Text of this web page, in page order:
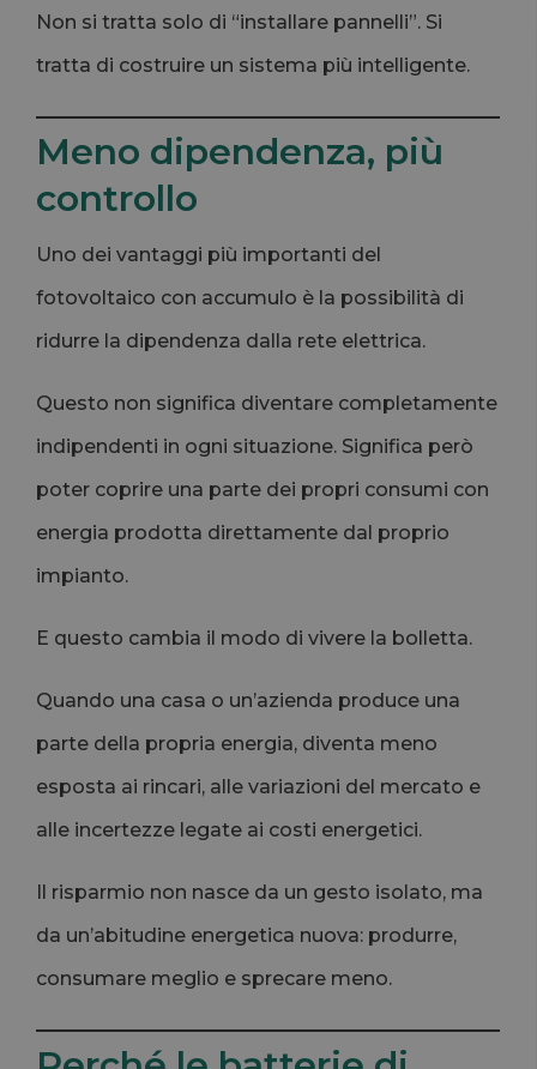
Non si tratta solo di “installare pannelli”. Si
tratta di costruire un sistema più intelligente.
Meno dipendenza, più
controllo
Uno dei vantaggi più importanti del
fotovoltaico con accumulo è la possibilità di
ridurre la dipendenza dalla rete elettrica.
Questo non significa diventare completamente
indipendenti in ogni situazione. Significa però
poter coprire una parte dei propri consumi con
energia prodotta direttamente dal proprio
impianto.
E questo cambia il modo di vivere la bolletta.
Quando una casa o un’azienda produce una
parte della propria energia, diventa meno
esposta ai rincari, alle variazioni del mercato e
alle incertezze legate ai costi energetici.
Il risparmio non nasce da un gesto isolato, ma
da un’abitudine energetica nuova: produrre,
consumare meglio e sprecare meno.